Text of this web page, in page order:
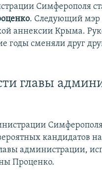
Симферополя
. Следующий мэр
аннексии Крыма.
годы сменяли друг
главы
кандидатов
администрации,
Проценко.